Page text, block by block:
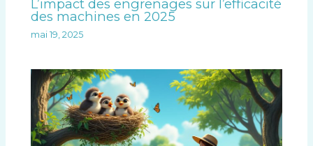
L’impact des engrenages sur l’efficacité
des machines en 2025
mai 19, 2025